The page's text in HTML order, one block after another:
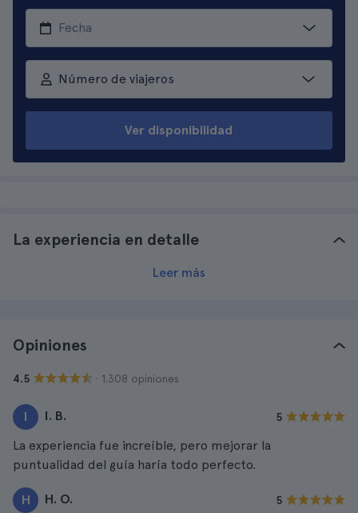
Número de viajeros
Ver disponibilidad
La experiencia en detalle
Leer más
Opiniones
4.5 · 1.308 opiniones
I I. B. 5
La experiencia fue increíble, pero mejorar la
puntualidad del guía haría todo perfecto.
H H. O. 5